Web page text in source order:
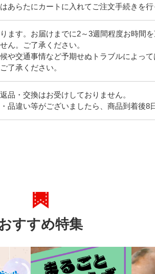
あらたにカートに入れてご注文手続きを行
ます。お届けまでに2～3週間程度お時間を
ん。ご了承ください。
や交通事情など予期せぬトラブルによっ
了承ください。
品・交換はお受けしておりません。
品違い等がございましたら、商品到着後8
すすめ特集